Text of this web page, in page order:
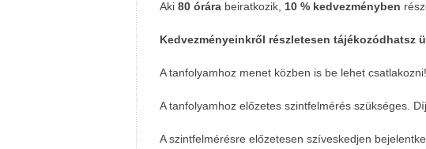
Aki 80 órára beiratkozik, 10 % kedvezményben
Kedvezményeinkről részletesen tájékozódhatsz
A tanfolyamhoz menet közben is be lehet csatlakozni!
A tanfolyamhoz előzetes szintfelmérés szükséges.
A szintfelmérésre előzetesen szíveskedjen